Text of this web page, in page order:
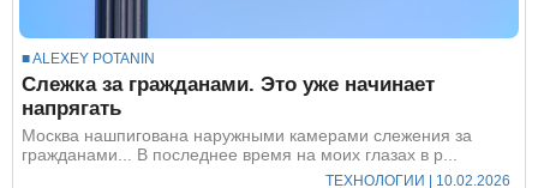
■ ALEXEY POTANIN
Слежка за гражданами. Это уже начинает
напрягать
Москва нашпигована наружными камерами слежения за
гражданами... В последнее время на моих глазах в р...
ТЕХНОЛОГИИ | 10.02.2026